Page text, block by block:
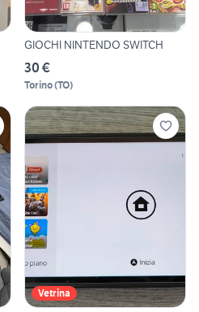
GIOCHI NINTENDO SWITCH
30 €
Torino(TO)
Vetrina